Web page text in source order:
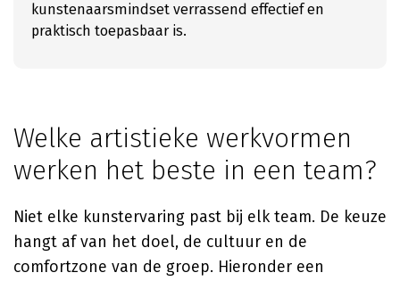
kunstenaarsmindset verrassend effectief en
praktisch toepasbaar is.
Welke artistieke werkvormen
werken het beste in een team?
Niet elke kunstervaring past bij elk team. De keuze
hangt af van het doel, de cultuur en de
comfortzone van de groep. Hieronder een